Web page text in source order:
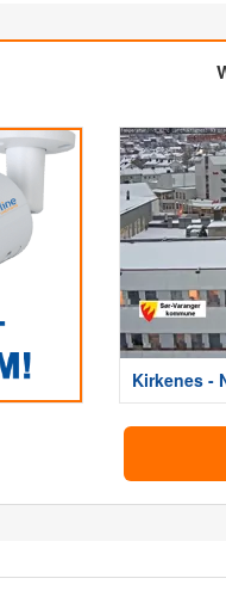
Kirkenes -